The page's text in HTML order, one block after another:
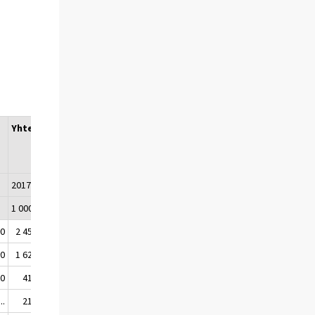
Yhteensä
2017
1 000 matkaa
2 450
1 620
410
.. 210